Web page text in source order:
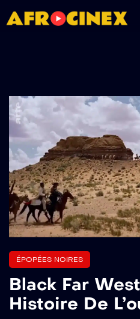
ÉPOPÉES NOIRES
Black Far
Histoire De